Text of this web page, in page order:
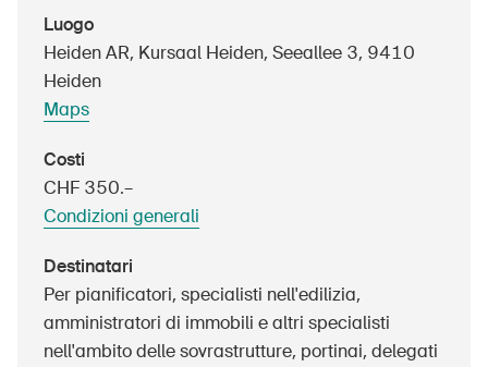
Ordinare & scaricare materiali
Prodotti sicuri
Approfondimenti giuridici
Delegate e delegati alla sicurezza e Comuni
Contatto e consulenza
Luogo
Heiden AR, Kursaal Heiden, Seeallee 3, 9410
Heiden
Maps
Costi
CHF 350.–
Condizioni generali
Destinatari
Per pianificatori, specialisti nell'edilizia,
amministratori di immobili e altri specialisti
nell'ambito delle sovrastrutture, portinai, delegati